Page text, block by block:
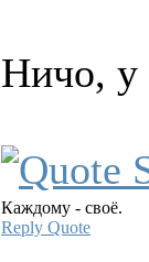
Ничо, у
Каждому - своё.
Reply Quote